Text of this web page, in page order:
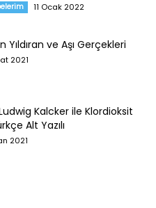
11 Ocak 2022
Yıldıran ve Aşı Gerçekleri
2021
Kalcker ile Klordioksit
Alt Yazılı
2021